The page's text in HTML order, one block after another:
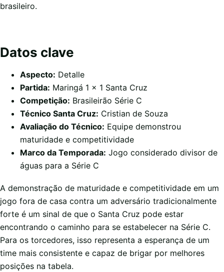
brasileiro.
Datos clave
Aspecto: Detalle
Partida: Maringá 1 x 1 Santa Cruz
Competição: Brasileirão Série C
Técnico Santa Cruz: Cristian de Souza
Avaliação do Técnico: Equipe demonstrou
maturidade e competitividade
Marco da Temporada: Jogo considerado divisor de
águas para a Série C
A demonstração de maturidade e competitividade em um
jogo fora de casa contra um adversário tradicionalmente
forte é um sinal de que o Santa Cruz pode estar
encontrando o caminho para se estabelecer na Série C.
Para os torcedores, isso representa a esperança de um
time mais consistente e capaz de brigar por melhores
posições na tabela.